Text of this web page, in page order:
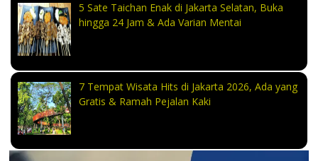
5 Sate Taichan Enak di Jakarta Selatan, Buka
hingga 24 Jam & Ada Varian Mentai
7 Tempat Wisata Hits di Jakarta 2026, Ada yang
Gratis & Ramah Pejalan Kaki